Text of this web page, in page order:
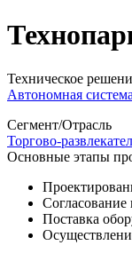
Техническое
Автономная
Сегмент/Отрасль
Торгово-
Основные этапы
Согласование
Поставка